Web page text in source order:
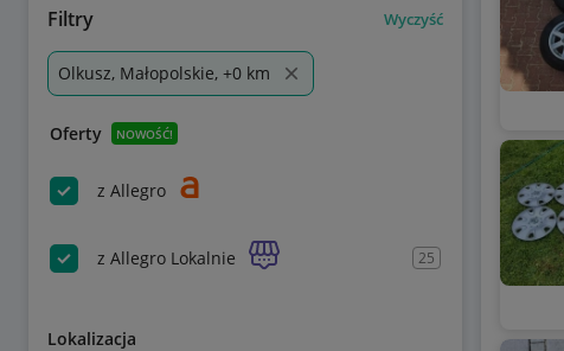
Filtry Wyczyść
Olkusz, Małopolskie, +0 km
Oferty NOWOŚĆ!
z Allegro
z Allegro Lokalnie 25
Lokalizacja